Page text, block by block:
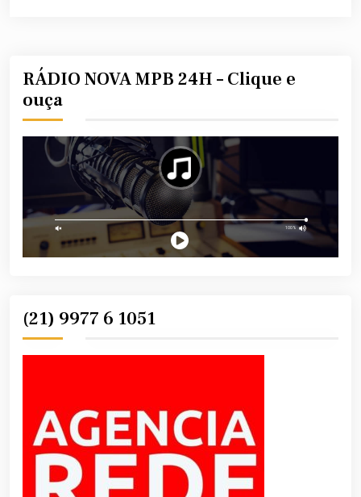
RÁDIO NOVA MPB 24H – Clique e
ouça
(21) 9977 6 1051